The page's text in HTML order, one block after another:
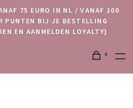
75 EURO IN NL / VANAF 100
PUNTEN BIJ JE BESTELLING
EN AANMELDEN LOYALTY)
0